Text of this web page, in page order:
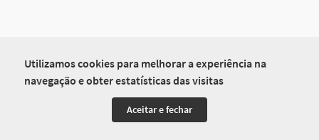
Utilizamos cookies para melhorar a experiência na
navegação e obter estatísticas das visitas
Aceitar e fechar